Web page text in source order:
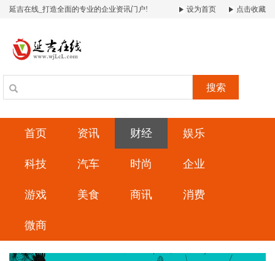
延吉在线_打造全面的专业的企业资讯门户! 设为首页 点击收藏
搜索
首页 资讯 财经 娱乐
科技 汽车 时尚 企业
游戏 美食 商讯 消费
微商